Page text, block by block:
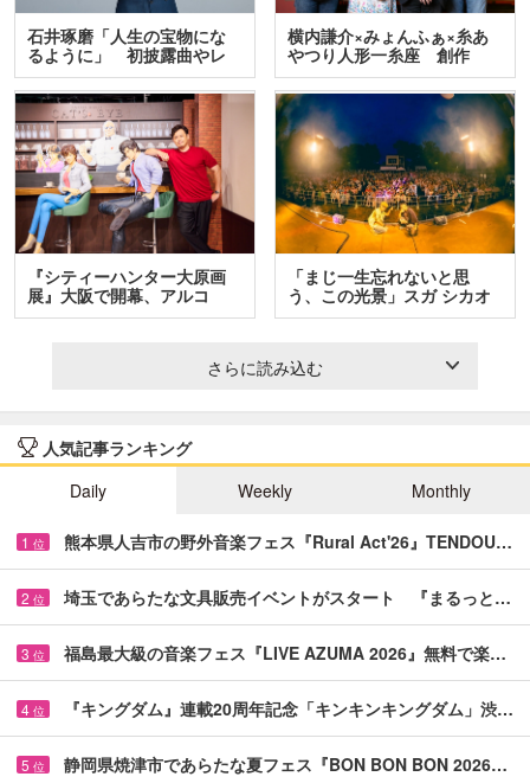
石井琢磨「人生の宝物にな
るように」 初披露曲やレ
ア…
横内謙介×みょんふぁ×糸あ
やつり人形一糸座 創作
人…
『シティーハンター大原画
展』大阪で開幕、アルコ
＆…
「まじ一生忘れないと思
う、この光景」スガ シカオ
と…
さらに読み込む
人気記事ランキング
Daily
Weekly Monthly
1 位 熊本県人吉市の野外音楽フェス『Rural Act'26』TENDOU…
2 位 埼玉であらたな文具販売イベントがスタート 『まるっと…
3 位 福島最大級の音楽フェス『LIVE AZUMA 2026』無料で楽…
4 位 『キングダム』連載20周年記念「キンキンキングダム」渋…
5 位 静岡県焼津市であらたな夏フェス『BON BON BON 2026…